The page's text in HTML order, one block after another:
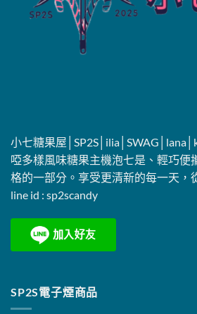
小七糖果屋
啞多樣風味糖果主機泡七是、輕巧便
格的一部分。享受更清新的每一天，
line id : sp2scandy
SP2S電子煙商品